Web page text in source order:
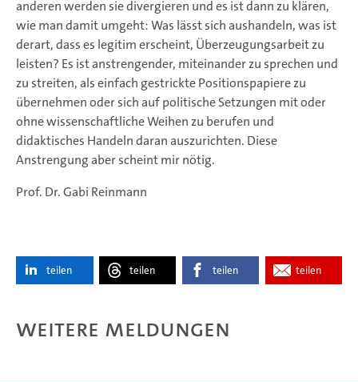
anderen werden sie divergieren und es ist dann zu klären,
wie man damit umgeht: Was lässt sich aushandeln, was ist
derart, dass es legitim erscheint, Überzeugungsarbeit zu
leisten? Es ist anstrengender, miteinander zu sprechen und
zu streiten, als einfach gestrickte Positionspapiere zu
übernehmen oder sich auf politische Setzungen mit oder
ohne wissenschaftliche Weihen zu berufen und
didaktisches Handeln daran auszurichten. Diese
Anstrengung aber scheint mir nötig.
Prof. Dr. Gabi Reinmann
teilen teilen teilen teilen
Weitere Meldungen